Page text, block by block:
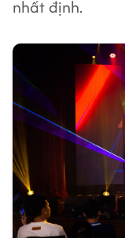
nhất định.